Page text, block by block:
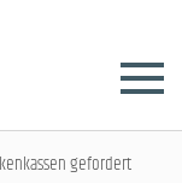
gefordert